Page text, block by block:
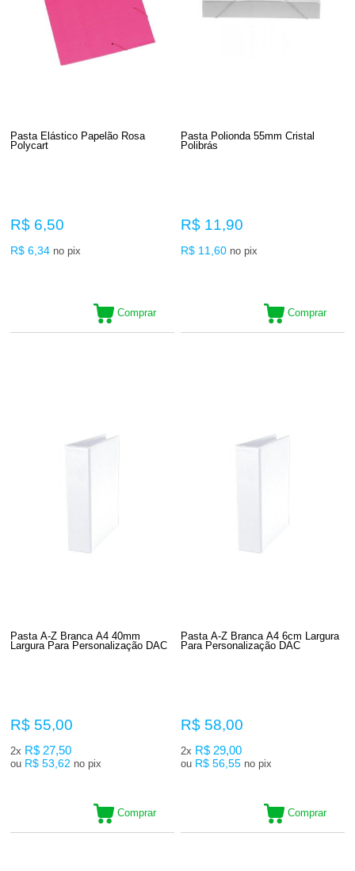
Pasta Elástico Papelão Rosa
Polycart
R$ 6,50
R$ 6,34 no pix
Comprar
Pasta Polionda 55mm Cristal
Polibrás
R$ 11,90
R$ 11,60 no pix
Comprar
Pasta A-Z Branca A4 40mm
Largura Para Personalização DAC
R$ 55,00
2x R$ 27,50
ou R$ 53,62 no pix
Comprar
Pasta A-Z Branca A4 6cm Largura
Para Personalização DAC
R$ 58,00
2x R$ 29,00
ou R$ 56,55 no pix
Comprar